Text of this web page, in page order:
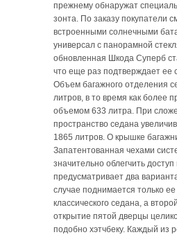
прежнему обнаружат
зонта. По заказу покупатели
встроенными солнечными
универсал с панорамной
обновленная Шкода Суперб
что еще раз подтверждает ее
Объем багажного отделения
литров, в то время как более
объемом 633 литра. При
пространство седана
1865 литров. О крышке
Запатентованная чехами
значительно облегчить
предусматривает два
случае поднимается только
классического седана, а
открытие пятой дверцы
подобно хэтчбеку. Каждый из